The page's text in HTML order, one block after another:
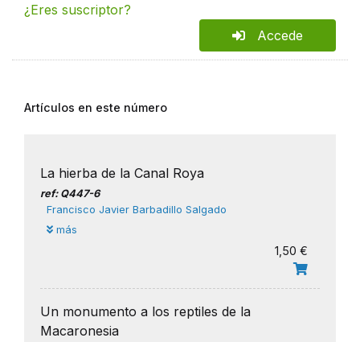
¿Eres suscriptor?
Accede
Artículos en este número
La hierba de la Canal Roya
ref: Q447-6
Francisco Javier Barbadillo Salgado
más
1,50 €
Un monumento a los reptiles de la
Macaronesia